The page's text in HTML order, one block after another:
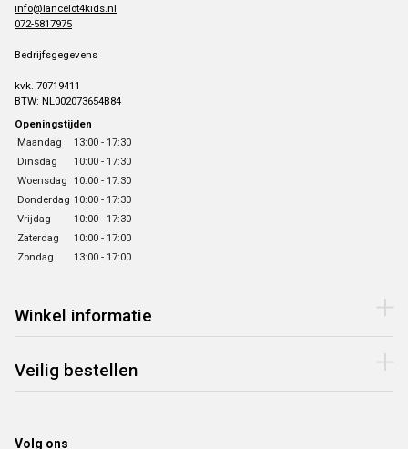
info@lancelot4kids.nl
072-5817975
Bedrijfsgegevens
kvk. 70719411
BTW: NL002073654B84
Openingstijden
Maandag
13:00 - 17:30
Dinsdag
10:00 - 17:30
Woensdag 10:00 - 17:30
Donderdag 10:00 - 17:30
Vrijdag
10:00 - 17:30
Zaterdag
10:00 - 17:00
Zondag
13:00 - 17:00
Winkel informatie
Veilig bestellen
Volg ons